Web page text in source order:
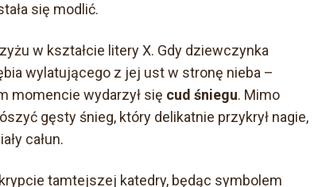
się modlić.
w kształcie litery X. Gdy dziewczynka
wylatującego z jej ust w stronę nieba –
momencie wydarzył się cud śniegu. Mimo
gęsty śnieg, który delikatnie przykrył nagie,
całun.
tamtejszej katedry, będąc symbolem